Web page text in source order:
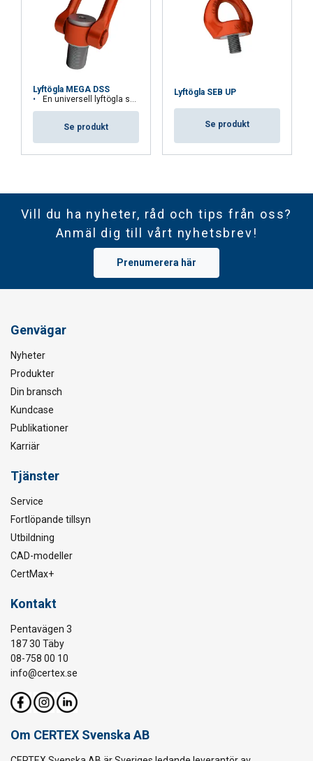
Lyftögla MEGA DSS
En universell lyftögla som kan rotera under lyft. För last upp till 48 ton.
Se produkt
Lyftögla SEB UP
Se produkt
Vill du ha nyheter, råd och tips från oss?
Anmäl dig till vårt nyhetsbrev!
Prenumerera här
Genvägar
Nyheter
Produkter
Din bransch
Kundcase
Publikationer
Karriär
Tjänster
Service
Fortlöpande tillsyn
Utbildning
CAD-modeller
CertMax+
Kontakt
Pentavägen 3
187 30 Täby
08-758 00 10
info@certex.se
Om CERTEX Svenska AB